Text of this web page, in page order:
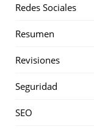
Redes Sociales
Resumen
Revisiones
Seguridad
SEO